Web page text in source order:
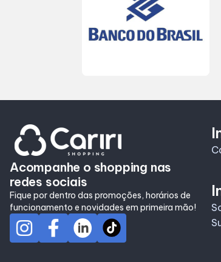
Acompanhe o shopping nas
redes sociais
Fique por dentro das promoções, horários de
funcionamento e novidades em primeira mão!